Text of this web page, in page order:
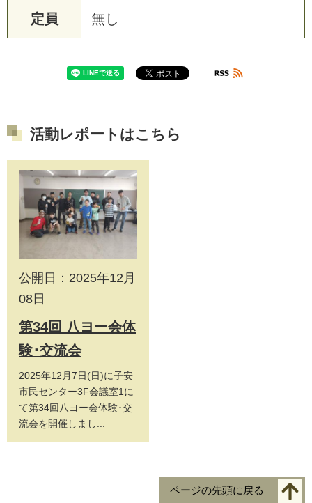
定員 無し
活動レポートはこちら
公開日：2025年12月
08日
第34回 八ヨー会体
験･交流会
2025年12月7日(日)に子安
市民センター3F会議室1に
て第34回八ヨー会体験･交
流会を開催しまし...
ページの先頭に戻る